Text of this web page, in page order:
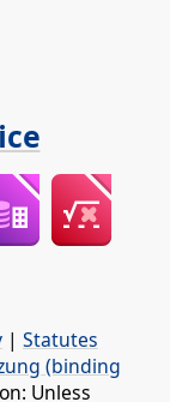
| Statutes
(binding
Unless